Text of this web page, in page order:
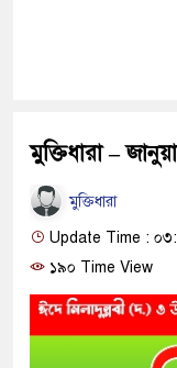
মুক্তিধারা –
মুক্তিধারা
Update Time :
১৯০ Time View